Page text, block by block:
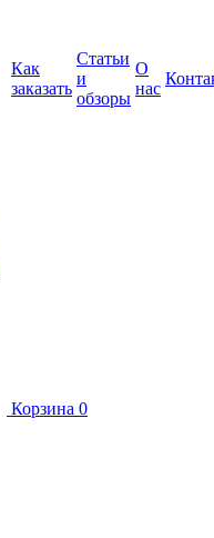
Как
заказать
Статьи
и
обзоры
О
нас
Корзина 0